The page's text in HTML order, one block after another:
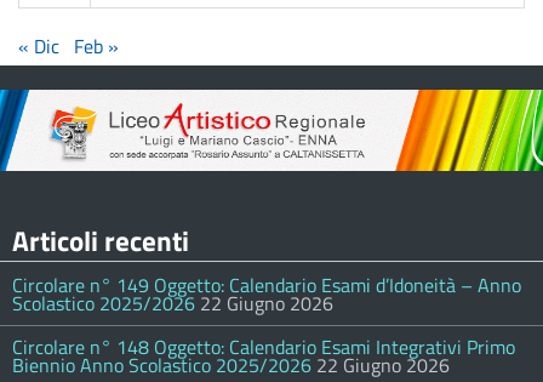
« Dic Feb »
Articoli recenti
Circolare n° 149 Oggetto: Calendario Esami d’Idoneità – Anno
Scolastico 2025/2026 22 Giugno 2026
Circolare n° 148 Oggetto: Calendario Esami Integrativi Primo
Biennio Anno Scolastico 2025/2026 22 Giugno 2026